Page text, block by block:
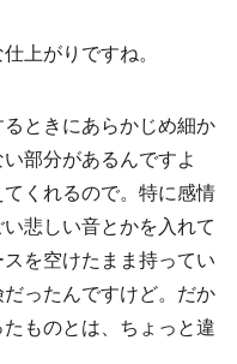
上がりですね。
ときにあらかじめ細か
部分があるんですよ
くれるので。特に感情
悲しい音とかを入れて
を空けたまま持ってい
ったんですけど。だか
ものとは、ちょっと違